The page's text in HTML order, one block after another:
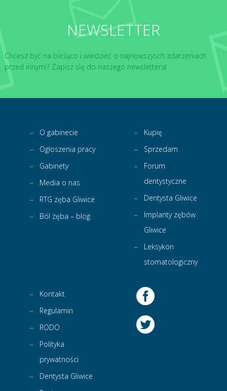
NEWSLETTER
Chcesz być na bieżąco i wiedzieć o najnowszysch zdarzeniach
przed innymi? Zapisz się do naszego newslettera!
O gabinecie
Ogłoszenia pracy
Gabinety
Media o nas
RTG zęba Gliwice
Ból zęba – blog
Kupię
Sprzedam
Forum
dentystyczne
Dentysta Gliwice
Implanty zębów
Gliwice
Leksykon
stomatologiczny
Kontakt
Regulamin
RODO
Polityka
prywatności
Dentysta Gliwice